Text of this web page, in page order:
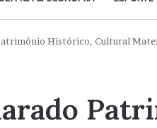
Histórico, Cultural